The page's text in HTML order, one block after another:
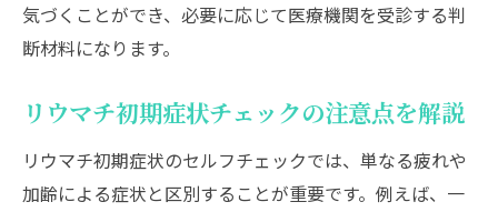
気づくことができ、必要に応じて医療機関を受診する判
断材料になります。
リウマチ初期症状チェックの注意点を解説
リウマチ初期症状のセルフチェックでは、単なる疲れや
加齢による症状と区別することが重要です。例えば、一